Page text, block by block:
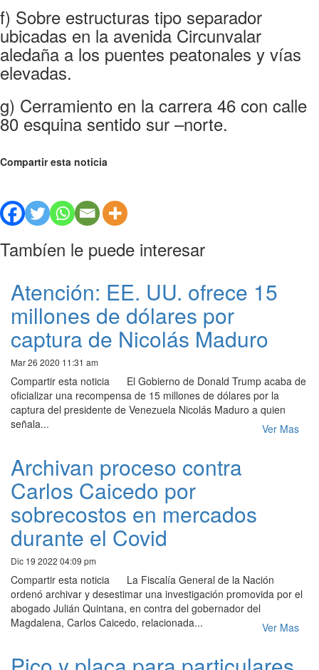
f) Sobre estructuras tipo separador
ubicadas en la avenida Circunvalar
aledaña a los puentes peatonales y vías
elevadas.
g) Cerramiento en la carrera 46 con calle
80 esquina sentido sur –norte.
Compartir esta noticia
Tambíen le puede interesar
Atención: EE. UU. ofrece 15
millones de dólares por
captura de Nicolás Maduro
Mar 26 2020 11:31 am
Compartir esta noticia El Gobierno de Donald Trump acaba de
oficializar una recompensa de 15 millones de dólares por la
captura del presidente de Venezuela Nicolás Maduro a quien
señala...
Ver Mas
Archivan proceso contra
Carlos Caicedo por
sobrecostos en mercados
durante el Covid
Dic 19 2022 04:09 pm
Compartir esta noticia La Fiscalía General de la Nación
ordenó archivar y desestimar una investigación promovida por el
abogado Julián Quintana, en contra del gobernador del
Magdalena, Carlos Caicedo, relacionada...
Ver Mas